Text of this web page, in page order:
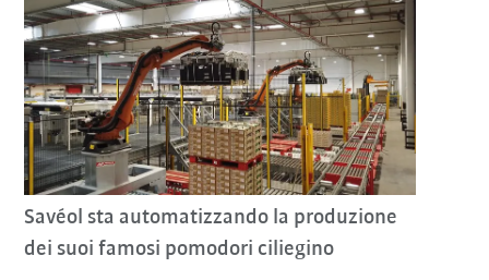
Savéol sta automatizzando la produzione
dei suoi famosi pomodori ciliegino